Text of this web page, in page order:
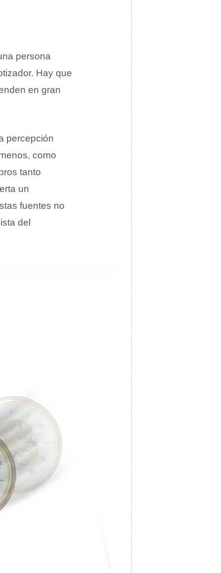
persona
Hay que
en gran
percepción
como
tanto
un
fuentes no
del